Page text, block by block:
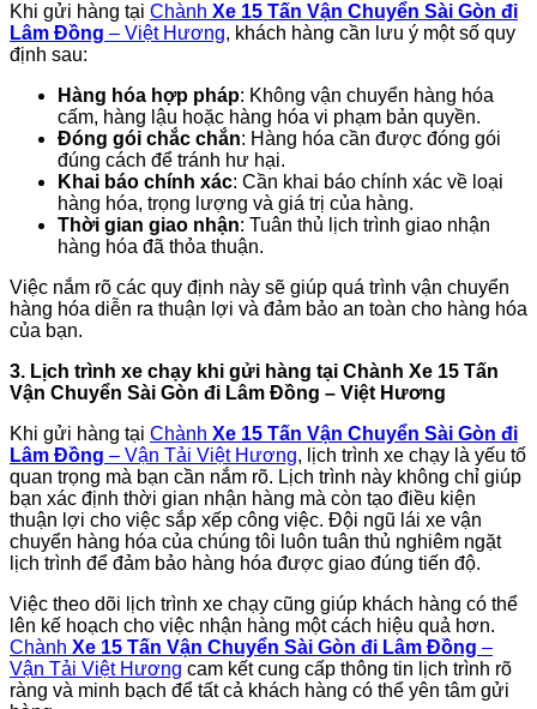
Khi gửi hàng tại Chành Xe 15 Tấn Vận Chuyển Sài Gòn đi
Lâm Đồng – Việt Hương, khách hàng cần lưu ý một số quy
định sau:
Hàng hóa hợp pháp: Không vận chuyển hàng hóa
cấm, hàng lậu hoặc hàng hóa vi phạm bản quyền.
Đóng gói chắc chắn: Hàng hóa cần được đóng gói
đúng cách để tránh hư hại.
Khai báo chính xác: Cần khai báo chính xác về loại
hàng hóa, trọng lượng và giá trị của hàng.
Thời gian giao nhận: Tuân thủ lịch trình giao nhận
hàng hóa đã thỏa thuận.
Việc nắm rõ các quy định này sẽ giúp quá trình vận chuyển
hàng hóa diễn ra thuận lợi và đảm bảo an toàn cho hàng hóa
của bạn.
3. Lịch trình xe chạy khi gửi hàng tại Chành Xe 15 Tấn
Vận Chuyển Sài Gòn đi Lâm Đồng – Việt Hương
Khi gửi hàng tại Chành Xe 15 Tấn Vận Chuyển Sài Gòn đi
Lâm Đồng – Vận Tải Việt Hương, lịch trình xe chạy là yếu tố
quan trọng mà bạn cần nắm rõ. Lịch trình này không chỉ giúp
bạn xác định thời gian nhận hàng mà còn tạo điều kiện
thuận lợi cho việc sắp xếp công việc. Đội ngũ lái xe vận
chuyển hàng hóa của chúng tôi luôn tuân thủ nghiêm ngặt
lịch trình để đảm bảo hàng hóa được giao đúng tiến độ.
Việc theo dõi lịch trình xe chạy cũng giúp khách hàng có thể
lên kế hoạch cho việc nhận hàng một cách hiệu quả hơn.
Chành Xe 15 Tấn Vận Chuyển Sài Gòn đi Lâm Đồng –
Vận Tải Việt Hương cam kết cung cấp thông tin lịch trình rõ
ràng và minh bạch để tất cả khách hàng có thể yên tâm gửi